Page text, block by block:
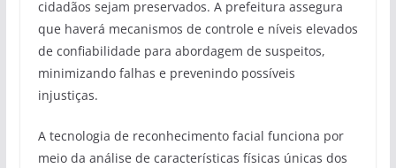
cidadãos sejam preservados. A prefeitura assegura
que haverá mecanismos de controle e níveis elevados
de confiabilidade para abordagem de suspeitos,
minimizando falhas e prevenindo possíveis
injustiças.
A tecnologia de reconhecimento facial funciona por
meio da análise de características físicas únicas dos